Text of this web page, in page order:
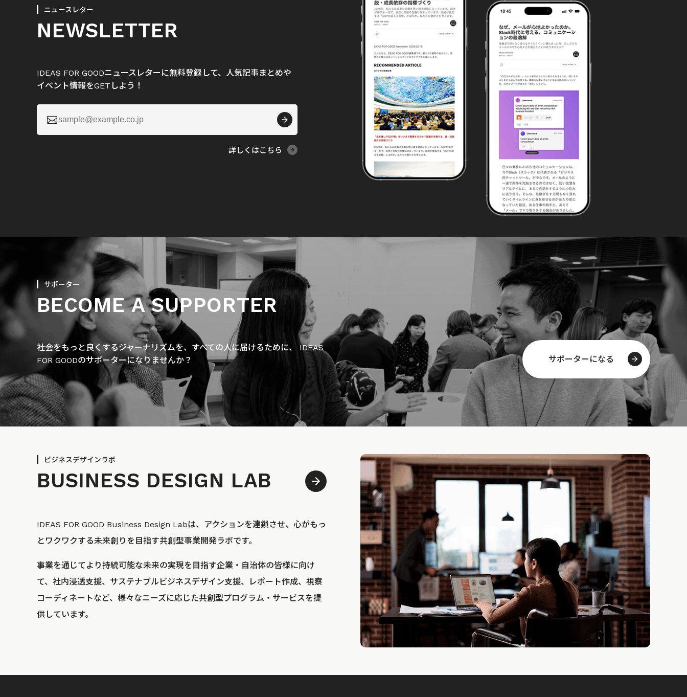
ニュースレター
NEWSLETTER
IDEAS FOR GOODニュースレターに無料登録して、人気記事まとめや
イベント情報をGETしよう！

詳しくはこちら
サポーター
BECOME A SUPPORTER
社会をもっと良くするジャーナリズムを、すべての人に届けるために、 IDEAS
FOR GOODのサポーターになりませんか？
サポーターになる
ビジネスデザインラボ
BUSINESS DESIGN LAB
IDEAS FOR GOOD Business Design Labは、アクションを連鎖させ、心がもっ
とワクワクする未来創りを目指す共創型事業開発ラボです。
事業を通じてより持続可能な未来の実現を目指す企業・自治体の皆様に向け
て、社内浸透支援、サステナブルビジネスデザイン支援、レポート作成、視察
コーディネートなど、様々なニーズに応じた共創型プログラム・サービスを提
供しています。